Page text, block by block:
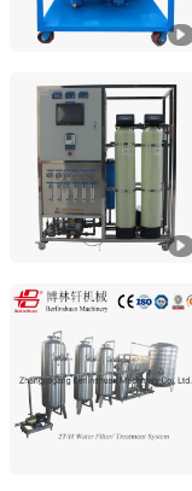
Ningbo Golden
Co., Ltd
Zhejiang, China
Zhangjiagang
Jiangsu, China